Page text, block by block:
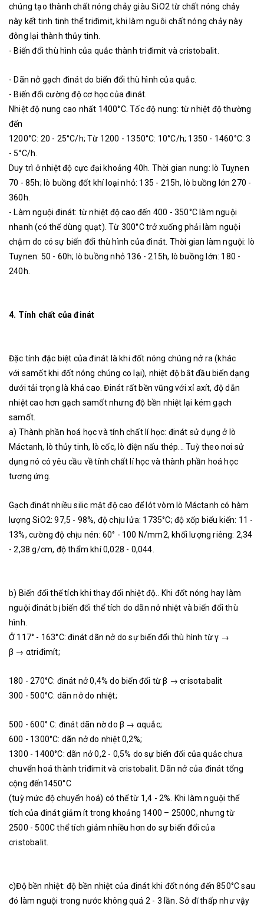
chúng tạo thành chất nóng chảy giàu SiO2 từ chất nóng chảy
này kết tinh tinh thể triđimit, khi làm nguôi chất nóng chảy này
đông lại thành thủy tinh.
- Biến đổi thù hình của quắc thành triđimit và cristobalit.
- Dãn nở gạch đinát do biến đổi thù hình của quắc.
- Biến đổi cường độ cơ học của đinát.
Nhiệt độ nung cao nhất 1400°C. Tốc độ nung: từ nhiệt độ thường
đến
1200°C: 20 - 25°C/h; Từ 1200 - 1350°C: 10°C/h; 1350 - 1460°C: 3
- 5°C/h.
Duy trì ở nhiệt độ cực đại khoảng 40h. Thời gian nung: lò Tuỵnen
70 - 85h; lò buồng đốt khí loại nhỏ: 135 - 215h, lò buồng lớn 270 -
360h.
- Làm nguội đinát: từ nhiệt độ cao đến 400 - 350°C làm nguội
nhanh (có thể dùng quạt). Từ 300°C trở xuống phải làm nguội
chậm do có sự biến đổi thù hình của đinát. Thời gian làm nguội: lò
Tuynen: 50 - 60h; lò buồng nhỏ 136 - 215h, lò buồng lớn: 180 -
240h.
4. Tính chất của đinát
Đặc tính đặc biệt của đinát là khi đốt nóng chúng nở ra (khác
với samốt khi đốt nóng chúng co lại), nhiệt độ bắt đầu biến dạng
dưới tải trọng là khá cao. Đinát rất bền vũng với xỉ axít, độ dẫn
nhiệt cao hơn gạch samốt nhưng độ bền nhiệt lại kém gạch
samốt.
a) Thành phần hoá học và tính chất lí học: đinát sử dụng ở lò
Máctanh, lò thủy tinh, lò cốc, lò điện nấu thép... Tuỳ theo nơi sử
dụng nó có yêu cầu về tính chất lí học và thành phần hoá học
tương ứng.
Gạch đinát nhiều silic mật độ cao để lót vòm lò Máctanh có hàm
lượng SiO2: 97,5 - 98%, độ chịu lửa: 1735°C; độ xốp biểu kiến: 11 -
13%, cường độ chịu nén: 60° - 100 N/mm2, khối lượng riêng: 2,34
- 2,38 g/cm, độ thẩm khí 0,028 - 0,044.
b) Biến đổi thể tích khi thay đổi nhiệt độ.. Khi đốt nóng hay làm
nguội đinát bị biến đổi thể tích do dãn nở nhiệt và biến đổi thù
hình.
Ở 117° - 163°C: đinát dãn nở do sự biến đổi thù hình từ γ →
β → αtriđimít;
180 - 270°C: đinát nở 0,4% do biến đổi từ β → crisotabalit
300 - 500°C: dãn nở do nhiệt;
500 - 600° C: đinát dãn nờ do β → αquắc;
600 - 1300°C: dãn nở do nhiệt 0,2%;
1300 - 1400°C: dãn nở 0,2 - 0,5% do sự biến đổi của quắc chưa
chuvển hoá thành triđimit và cristobalit. Dãn nở của đinát tổng
cộng đến1450°C
(tuỳ mức độ chuyển hoá) có thể từ 1,4 - 2%. Khi làm nguội thể
tích của đinát giảm ít trong khoảng 1400 – 2500C, nhưng từ
2500 - 500C thể tích giảm nhiều hơn do sự biến đổi của
cristobalit.
c)Độ bền nhiệt: độ bền nhiệt của đinát khi đốt nóng đến 850°C sau
đó làm nguội trong nước không quá 2 - 3 lần. Sở dĩ thấp như vậy